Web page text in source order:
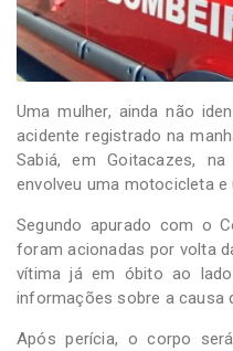
Uma mulher, ainda não
acidente registrado na
Sabiá, em Goitacazes,
envolveu uma motocicleta e
Segundo apurado com o
foram acionadas por volta
vítima já em óbito ao
informações sobre a causa
Após perícia, o corpo